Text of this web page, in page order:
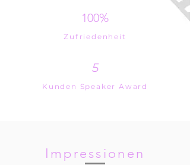
100%
Zufriedenheit
5
Kunden Speaker Award
Impressionen